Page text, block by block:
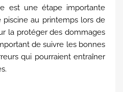
est une étape importante
au printemps lors de
la protéger des dommages
de suivre les bonnes
qui pourraient entraîner